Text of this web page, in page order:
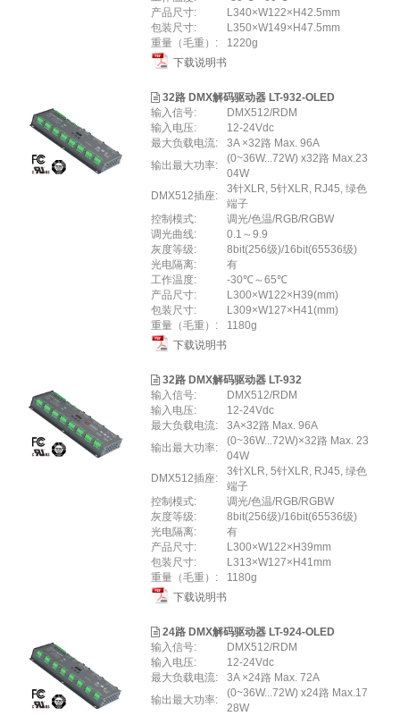
产品尺寸:
L340×W122×H42.5mm
包装尺寸:
L350×W149×H47.5mm
重量（毛重）:
1220g
下载说明书
32路 DMX解码驱动器 LT-932-OLED
输入信号:
DMX512/RDM
输入电压:
12-24Vdc
最大负载电流:
3A ×32路 Max. 96A
输出最大功率:
(0~36W...72W) x32路 Max.23
04W
DMX512插座:
3针XLR, 5针XLR, RJ45, 绿色
端子
控制模式:
调光/色温/RGB/RGBW
调光曲线:
0.1～9.9
灰度等级:
8bit(256级)/16bit(65536级)
光电隔离:
有
工作温度:
-30℃～65℃
产品尺寸:
L300×W122×H39(mm)
包装尺寸:
L309×W127×H41(mm)
重量（毛重）:
1180g
下载说明书
32路 DMX解码驱动器 LT-932
输入信号:
DMX512/RDM
输入电压:
12-24Vdc
最大负载电流:
3A×32路 Max. 96A
输出最大功率:
(0~36W...72W)×32路 Max. 23
04W
DMX512插座:
3针XLR, 5针XLR, RJ45, 绿色
端子
控制模式:
调光/色温/RGB/RGBW
灰度等级:
8bit(256级)/16bit(65536级)
光电隔离:
有
产品尺寸:
L300×W122×H39mm
包装尺寸:
L313×W127×H41mm
重量（毛重）:
1180g
下载说明书
24路 DMX解码驱动器 LT-924-OLED
输入信号:
DMX512/RDM
输入电压:
12-24Vdc
最大负载电流:
3A ×24路 Max. 72A
输出最大功率:
(0~36W...72W) x24路 Max.17
28W